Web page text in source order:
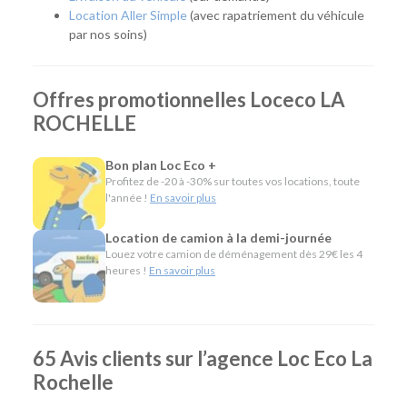
Notre agence propose une flotte complète pour répondre à
tous les usages :
quotidien.
Routières, SUV et monospaces pour les vacances ou
les longs trajets.
Minibus pour voyager en groupe.
Utilitaires de différentes capacités pour un
déménagement, des travaux ou le transport de
matériel.
Véhicules spécifiques, comme les camions
frigorifiques, les véhicules TPMR ou les voitures sans
permis, pour répondre à des besoins plus particuliers.
L'esprit Loc Eco
véhicules simple, économique et accessible. Notre agence
de La Rochelle partage cette même philosophie en mettant
Location Aller Simple(avec rapatriement du véhicule
par nos soins)
Offres promotionnelles Loceco LA
ROCHELLE
Bon plan Loc Eco +
Profitez de -20 à -30% sur toutes vos locations, toute
l'année ! En savoir plus
Location de camion à la demi-journée
Louez votre camion de déménagement dès 29€ les 4
heures ! En savoir plus
65 Avis clients sur l’agence Loc Eco La
Rochelle